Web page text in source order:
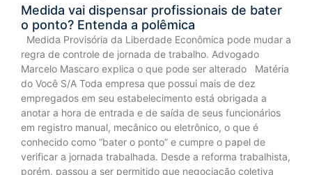
Medida vai dispensar profissionais de bater
o ponto? Entenda a polêmica
Medida Provisória da Liberdade Econômica pode mudar a
regra de controle de jornada de trabalho. Advogado
Marcelo Mascaro explica o que pode ser alterado Matéria
do Você S/A Toda empresa que possui mais de dez
empregados em seu estabelecimento está obrigada a
anotar a hora de entrada e de saída de seus funcionários
em registro manual, mecânico ou eletrônico, o que é
conhecido como “bater o ponto” e cumpre o papel de
verificar a jornada trabalhada. Desde a reforma trabalhista,
porém, passou a ser permitido que negociação coletiva